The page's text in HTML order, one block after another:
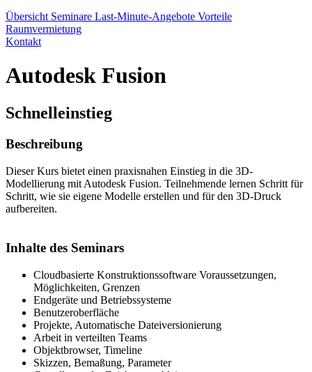
Übersicht Seminare Last-Minute-Angebote Vorteile
Raumvermietung
Kontakt
Autodesk Fusion
Schnelleinstieg
Beschreibung
Dieser Kurs bietet einen praxisnahen Einstieg in die 3D-
Modellierung mit Autodesk Fusion. Teilnehmende lernen Schritt für
Schritt, wie sie eigene Modelle erstellen und für den 3D-Druck
aufbereiten.
Inhalte des Seminars
Cloudbasierte Konstruktionssoftware Voraussetzungen,
Möglichkeiten, Grenzen
Endgeräte und Betriebssysteme
Benutzeroberfläche
Projekte, Automatische Dateiversionierung
Arbeit in verteilten Teams
Objektbrowser, Timeline
Skizzen, Bemaßung, Parameter